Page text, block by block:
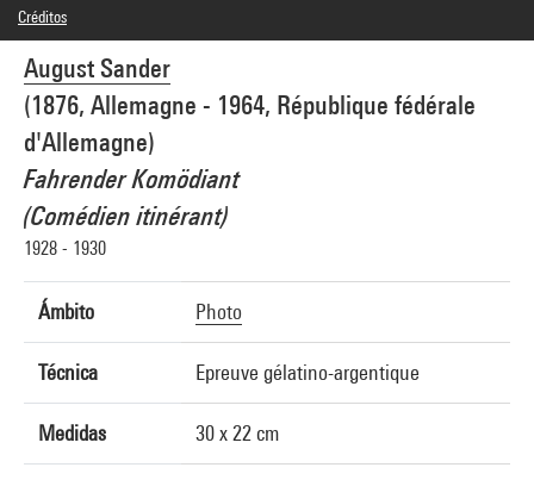
August Sander
(1876, Allemagne - 1964, République fédérale
d'Allemagne)
Fahrender Komödiant
(Comédien itinérant)
1928 - 1930
Ámbito Photo
Técnica Epreuve gélatino-argentique
Medidas 30 x 22 cm
Créditos
© Die Photographische Sammlung / SK Stiftung Kultur - August Sander Archiv,
Köln / Adagp, Paris
Créditos fotográficos : Centre Pompidou, MNAM-CCI/Guy Carrard/Dist.
GrandPalaisRmn
Referencia de la imagen : 4N53590
Difusión de la imagen :